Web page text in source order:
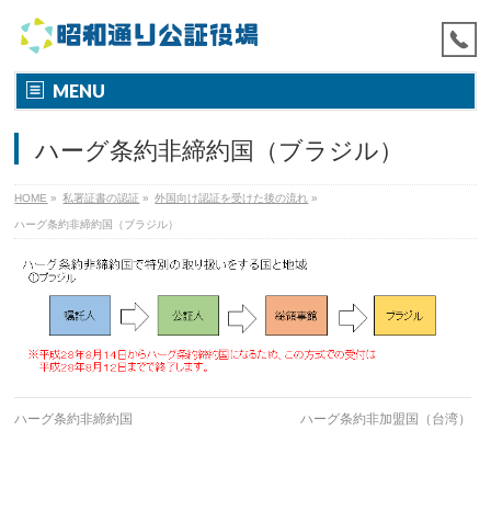
MENU
ハーグ条約非締約国（ブラジル）
HOME » 私署証書の認証 » 外国向け認証を受けた後の流れ »
ハーグ条約非締約国（ブラジル）
ハーグ条約非締約国 ハーグ条約非加盟国（台湾）